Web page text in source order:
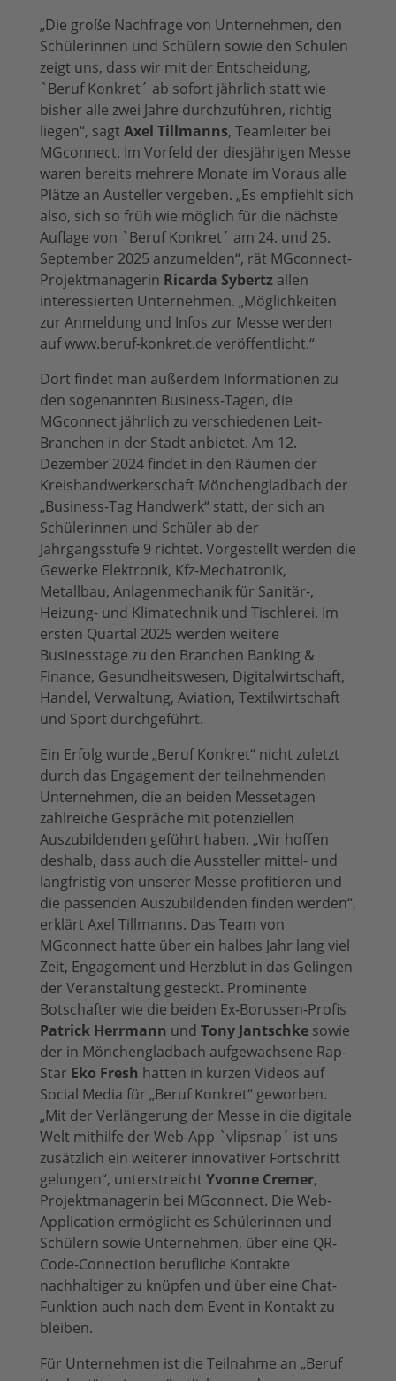
„Die große Nachfrage von Unternehmen, den
Schülerinnen und Schülern sowie den Schulen
zeigt uns, dass wir mit der Entscheidung,
`Beruf Konkret´ ab sofort jährlich statt wie
bisher alle zwei Jahre durchzuführen, richtig
liegen“, sagt Axel Tillmanns, Teamleiter bei
MGconnect. Im Vorfeld der diesjährigen Messe
waren bereits mehrere Monate im Voraus alle
Plätze an Austeller vergeben. „Es empfiehlt sich
also, sich so früh wie möglich für die nächste
Auflage von `Beruf Konkret´ am 24. und 25.
September 2025 anzumelden“, rät MGconnect-
Projektmanagerin Ricarda Sybertzallen
interessierten Unternehmen. „Möglichkeiten
zur Anmeldung und Infos zur Messe werden
auf www.beruf-konkret.de veröffentlicht.“
Dort findet man außerdem Informationen zu
den sogenannten Business-Tagen, die
MGconnect jährlich zu verschiedenen Leit-
Branchen in der Stadt anbietet. Am 12.
Dezember 2024 findet in den Räumen der
Kreishandwerkerschaft Mönchengladbach der
„Business-Tag Handwerk“ statt, der sich an
Schülerinnen und Schüler ab der
Jahrgangsstufe 9 richtet. Vorgestellt werden die
Gewerke Elektronik, Kfz-Mechatronik,
Metallbau, Anlagenmechanik für Sanitär-,
Heizung- und Klimatechnik und Tischlerei. Im
ersten Quartal 2025 werden weitere
Businesstage zu den Branchen Banking &
Finance, Gesundheitswesen, Digitalwirtschaft,
Handel, Verwaltung, Aviation, Textilwirtschaft
und Sport durchgeführt.
Ein Erfolg wurde „Beruf Konkret“ nicht zuletzt
durch das Engagement der teilnehmenden
Unternehmen, die an beiden Messetagen
zahlreiche Gespräche mit potenziellen
Auszubildenden geführt haben. „Wir hoffen
deshalb, dass auch die Aussteller mittel- und
langfristig von unserer Messe profitieren und
die passenden Auszubildenden finden werden“,
erklärt Axel Tillmanns. Das Team von
MGconnect hatte über ein halbes Jahr lang viel
Zeit, Engagement und Herzblut in das Gelingen
der Veranstaltung gesteckt. Prominente
Botschafter wie die beiden Ex-Borussen-Profis
Patrick Herrmann und Tony Jantschkesowie
der in Mönchengladbach aufgewachsene Rap-
Star Eko Fresh hatten in kurzen Videos auf
Social Media für „Beruf Konkret“ geworben.
„Mit der Verlängerung der Messe in die digitale
Welt mithilfe der Web-App `vlipsnap´ ist uns
zusätzlich ein weiterer innovativer Fortschritt
gelungen“, unterstreicht Yvonne Cremer,
Projektmanagerin bei MGconnect. Die Web-
Application ermöglicht es Schülerinnen und
Schülern sowie Unternehmen, über eine QR-
Code-Connection berufliche Kontakte
nachhaltiger zu knüpfen und über eine Chat-
Funktion auch nach dem Event in Kontakt zu
bleiben.
Für Unternehmen ist die Teilnahme an „Beruf